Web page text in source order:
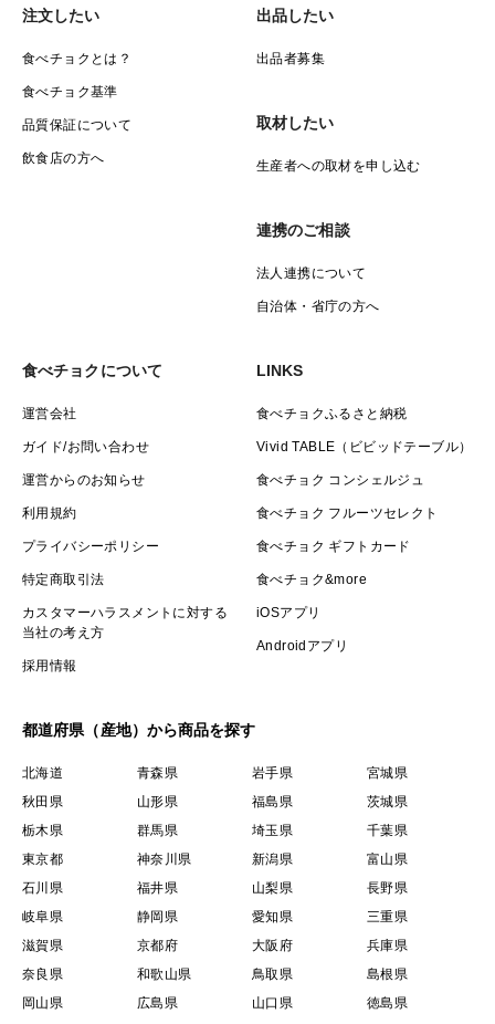
お時間が過ぎてからの対応は致しかねます。
注文したい
食べチョクとは？
食べチョク基準
品質保証について
飲食店の方へ
出品したい
出品者募集
取材したい
生産者への取材を申し込む
連携のご相談
法人連携について
自治体・省庁の方へ
食べチョクについて
運営会社
ガイド/お問い合わせ
運営からのお知らせ
利用規約
プライバシーポリシー
特定商取引法
カスタマーハラスメントに対する
当社の考え方
採用情報
LINKS
食べチョクふるさと納税
Vivid TABLE（ビビッドテーブル）
食べチョク コンシェルジュ
食べチョク フルーツセレクト
食べチョク ギフトカード
食べチョク&more
iOSアプリ
Androidアプリ
都道府県（産地）から商品を探す
北海道 青森県 岩手県
宮城県
秋田県
山形県 福島県
茨城県
栃木県
群馬県 埼玉県
千葉県
東京都
神奈川県 新潟県
富山県
石川県
福井県 山梨県
長野県
岐阜県
静岡県 愛知県
三重県
滋賀県
京都府 大阪府
兵庫県
奈良県
和歌山県 鳥取県
島根県
岡山県
広島県 山口県 徳島県